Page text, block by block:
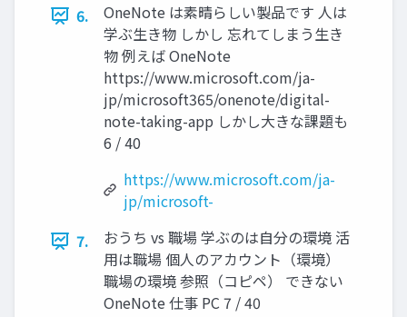
6.
OneNote は素晴らしい製品です 人は
学ぶ生き物 しかし 忘れてしまう生き
物 例えば OneNote
https://www.microsoft.com/ja-
jp/microsoft365/onenote/digital-
note-taking-app しかし大きな課題も
6 / 40
https://www.microsoft.com/ja-
jp/microsoft-
7.
おうち vs 職場 学ぶのは自分の環境 活
用は職場 個人のアカウント（環境）
職場の環境 参照（コピペ） できない
OneNote 仕事 PC 7 / 40